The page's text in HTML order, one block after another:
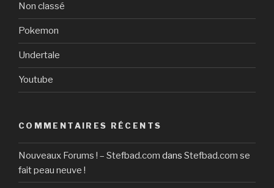
Non classé
Pokemon
Undertale
Youtube
COMMENTAIRES RÉCENTS
Nouveaux Forums ! – Stefbad.com dans Stefbad.com se
fait peau neuve !